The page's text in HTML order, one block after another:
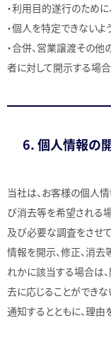
・利用目的遂行のため
・個人を特定できない
・合併、営業譲渡その
者に対して開示する場合
6. 個人情報の
当社は、お客様の個人
び消去等を希望される
及び必要な調査をさせ
情報を開示、修正、消去
れかに該当する場合は
去に応じることができ
通知するとともに、理由